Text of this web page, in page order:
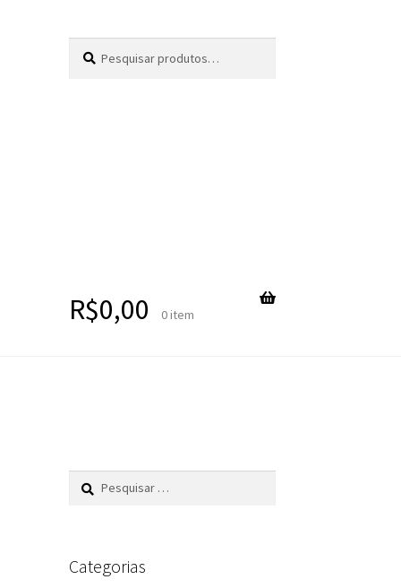
por:
R$0,00 0 item
Pesquisar
Categorias